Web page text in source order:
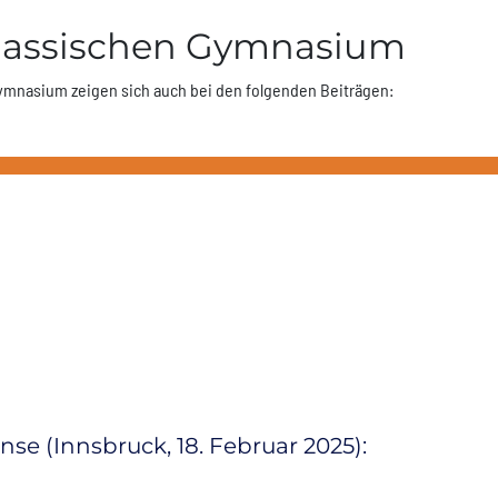
Gymnasium
zeigen sich auch bei den folgenden Beiträgen:
(Innsbruck, 18. Februar 2025):